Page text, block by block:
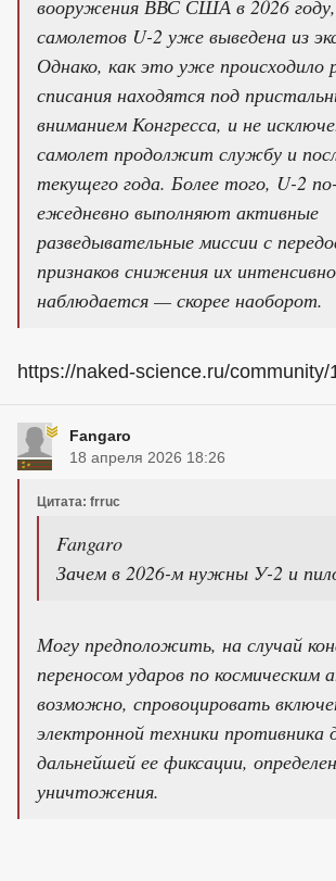
вооружения ВВС США в 2026
самолетов U-2 уже выведена из
Однако, как это уже происходило
списания находятся под
вниманием Конгресса, и не
самолет продолжит службу и
текущего года. Более того, U-2
ежедневно выполняют активные
разведывательные миссии с
признаков снижения их
наблюдается — скорее наоборот.
https://naked-science.ru/community/
Fangaro
18 апреля 2026 18:26
Цитата: frruc
Fangaro
Зачем в 2026-м нужны У-2 и
Могу предположить, на случай
переносом ударов по
возможно, спровоцировать
электронной техники противника
дальнейшей ее фиксации,
уничтожения.